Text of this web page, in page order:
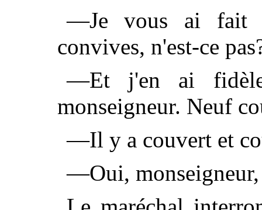
—Je vous ai fait
convives, n'est-ce
—Et j'en ai
monseigneur. Neuf
—Il y a couvert et
—Oui, monseigneur,